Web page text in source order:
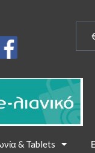
& Tablets